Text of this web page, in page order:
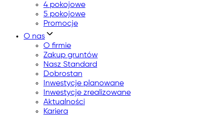
4 pokojowe
5 pokojowe
Promocje
O nas
O firmie
Zakup gruntów
Nasz Standard
Dobrostan
Inwestycje planowane
Inwestycje zrealizowane
Aktualności
Kariera